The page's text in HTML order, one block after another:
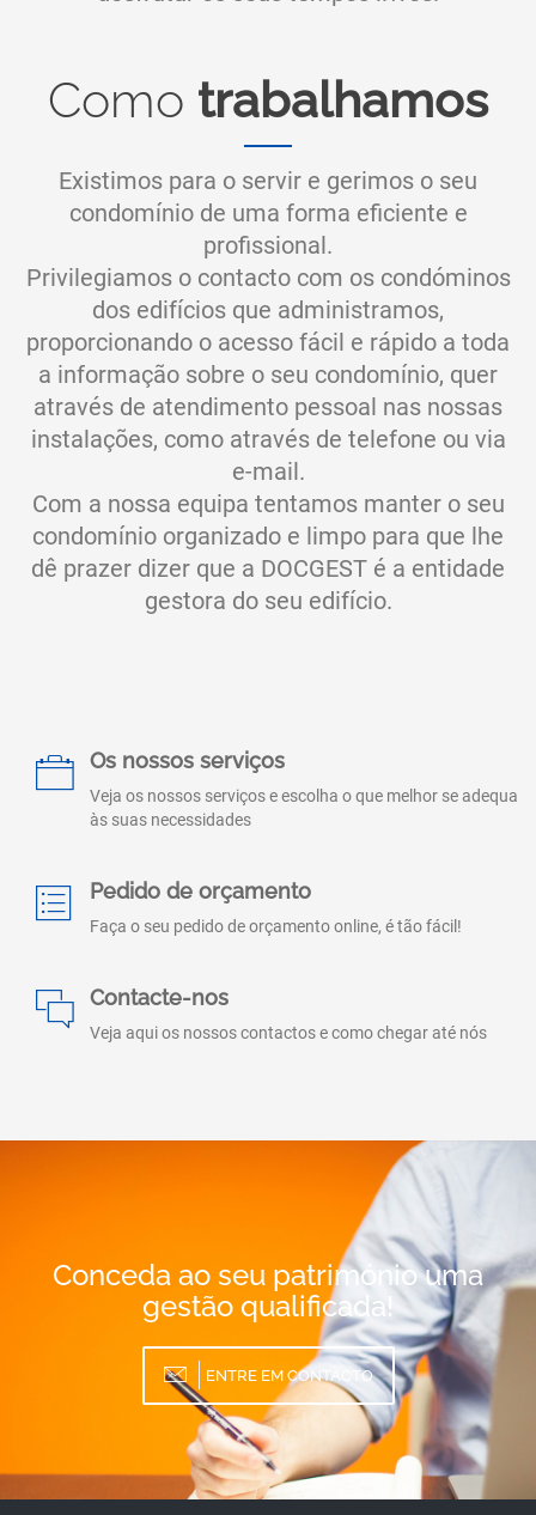
Como trabalhamos
Existimos para o servir e gerimos o seu
condomínio de uma forma eficiente e
profissional.
Privilegiamos o contacto com os condóminos
dos edifícios que administramos,
proporcionando o acesso fácil e rápido a toda
a informação sobre o seu condomínio, quer
através de atendimento pessoal nas nossas
instalações, como através de telefone ou via
e-mail.
Com a nossa equipa tentamos manter o seu
condomínio organizado e limpo para que lhe
dê prazer dizer que a DOCGEST é a entidade
gestora do seu edifício.
Os nossos serviços
Veja os nossos serviços e escolha o que melhor se adequa
às suas necessidades
Pedido de orçamento
Faça o seu pedido de orçamento online, é tão fácil!
Contacte-nos
Veja aqui os nossos contactos e como chegar até nós
Conceda ao seu património uma
gestão qualificada!
ENTRE EM CONTACTO